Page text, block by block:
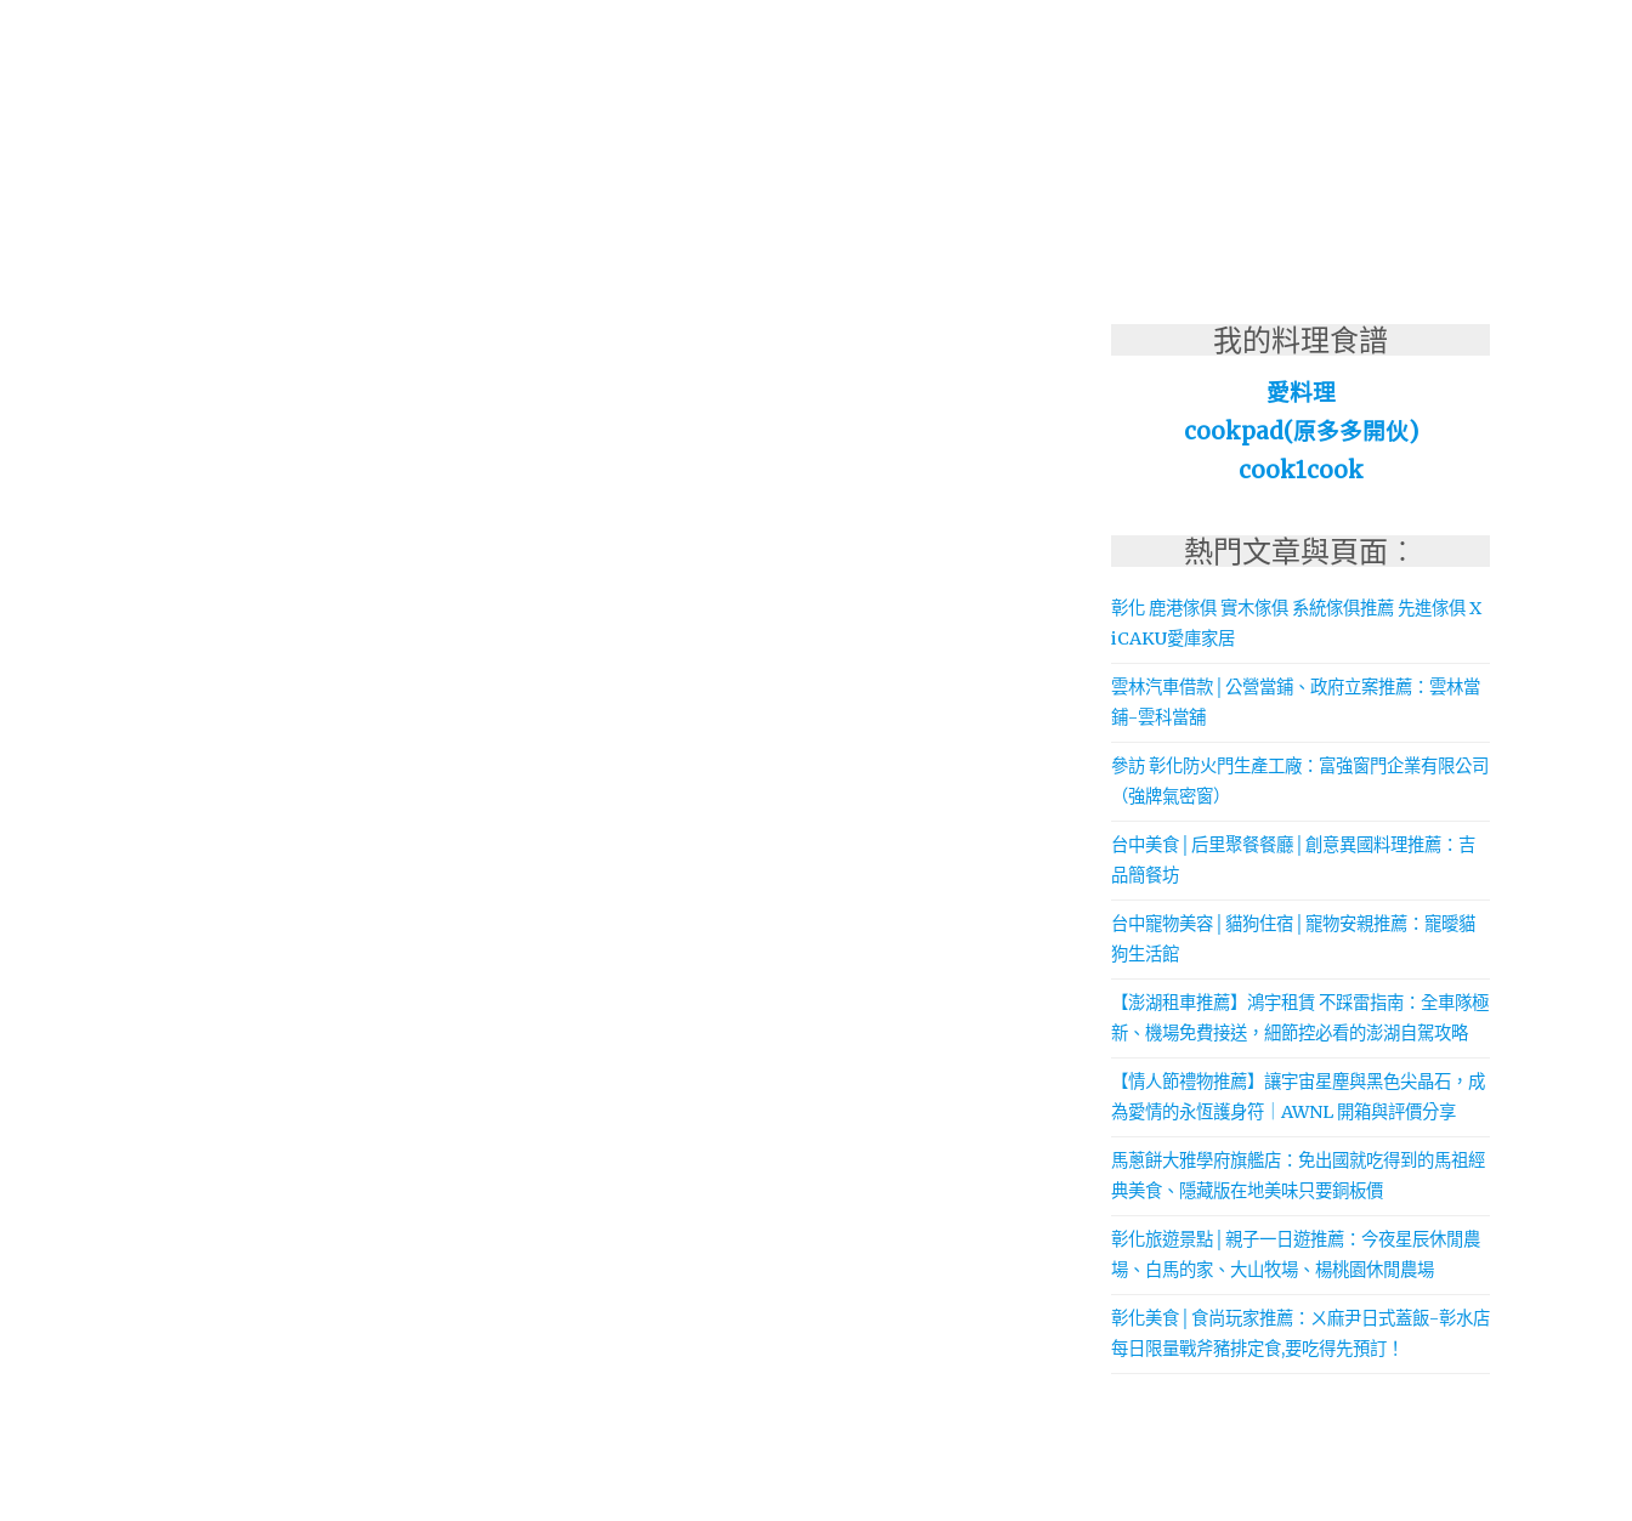
我的料理食譜
愛料理
cookpad(原多多開伙)
cook1cook
熱門文章與頁面︰
彰化 鹿港傢俱 實木傢俱 系統傢俱推薦 先進傢俱 X
iCAKU愛庫家居
雲林汽車借款│公營當鋪、政府立案推薦：雲林當
鋪-雲科當舖
參訪 彰化防火門生產工廠：富強窗門企業有限公司
（強牌氣密窗）
台中美食│后里聚餐餐廳│創意異國料理推薦：吉
品簡餐坊
台中寵物美容│貓狗住宿│寵物安親推薦：寵曖貓
狗生活館
【澎湖租車推薦】鴻宇租賃 不踩雷指南：全車隊極
新、機場免費接送，細節控必看的澎湖自駕攻略
【情人節禮物推薦】讓宇宙星塵與黑色尖晶石，成
為愛情的永恆護身符｜AWNL 開箱與評價分享
馬蔥餅大雅學府旗艦店：免出國就吃得到的馬祖經
典美食、隱藏版在地美味只要銅板價
彰化旅遊景點│親子一日遊推薦：今夜星辰休閒農
場、白馬的家、大山牧場、楊桃園休閒農場
彰化美食│食尚玩家推薦：ㄨ麻尹日式蓋飯-彰水店
每日限量戰斧豬排定食,要吃得先預訂！